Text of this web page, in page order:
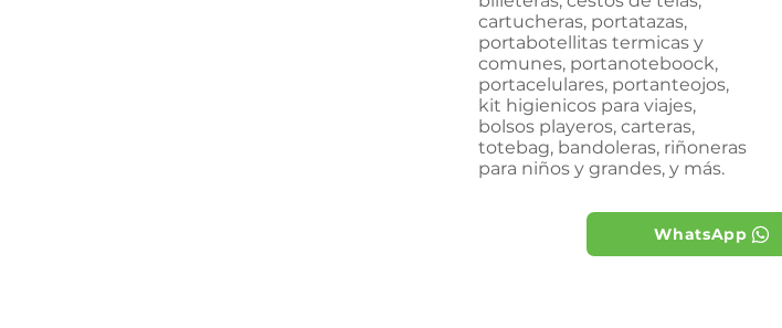
cartucheras, portatazas,
portabotellitas termicas y
comunes, portanoteboock,
portacelulares, portanteojos,
kit higienicos para viajes,
bolsos playeros, carteras,
totebag, bandoleras, riñoneras
para niños y grandes, y más.
WhatsApp